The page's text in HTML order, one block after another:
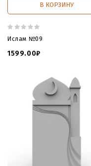
В КОРЗИНУ
Ислам №09
1599.00₽